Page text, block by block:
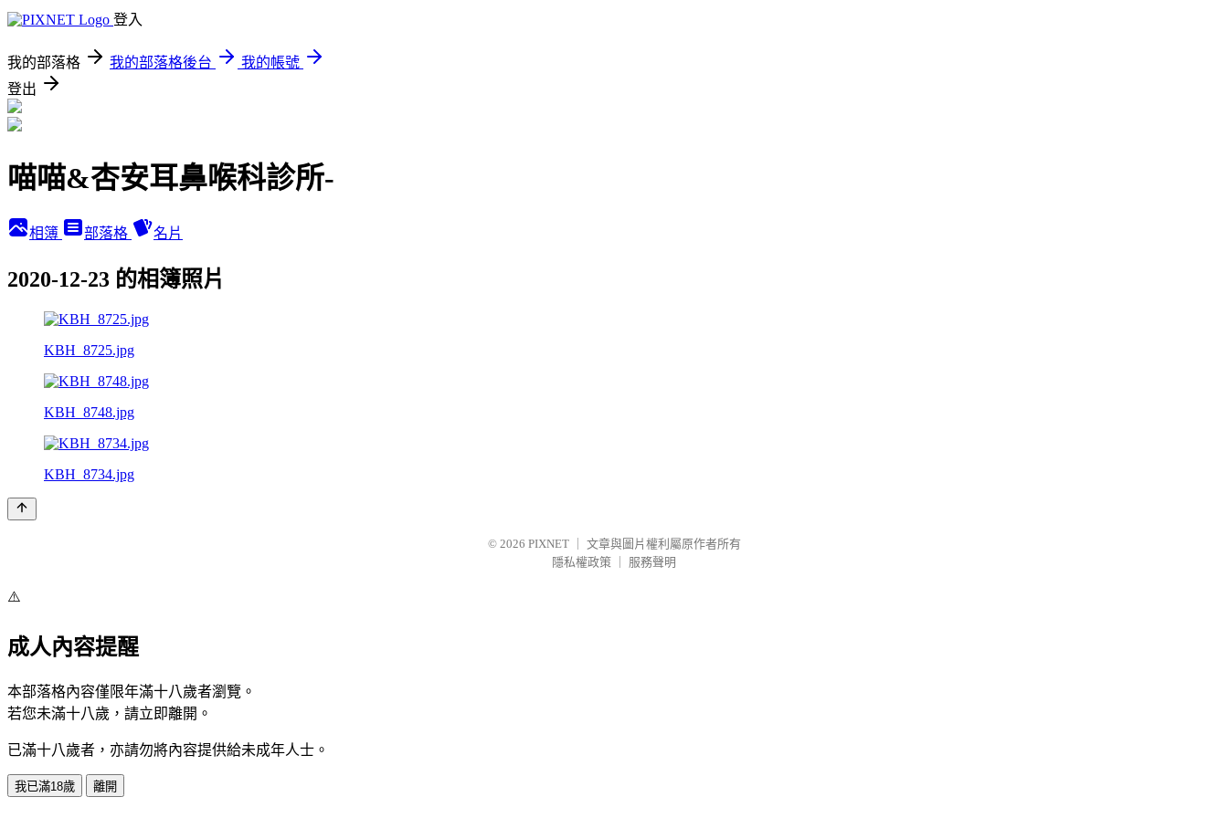
登入
我的部落格 我的部落格後台
我的帳號
登出
喵喵&杏安耳鼻喉科診所-
相簿 部落格 名片
2020-12-23 的相簿照片
KBH_8725.jpg
KBH_8748.jpg
KBH_8734.jpg
© 2026 PIXNET
文章與圖片權利屬原作者所有
隱私權政策
服務聲明
⚠️
成人內容提醒
本部落格內容僅限年滿十八歲者瀏覽。
若您未滿十八歲，請立即離開。
已滿十八歲者，亦請勿將內容提供給未成年人士。
我已滿18歲 離開